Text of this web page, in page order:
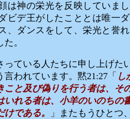
は神の栄光を反映していま
ビデ王がしたこととは唯一
、ダンスをして、栄光と誉
。
っている人たちに申し上げた
われています。黙21:27「 し
こと及び偽りを行う者は、そ
いれる者は、小羊のいのちの
である。
」またもうひとつ